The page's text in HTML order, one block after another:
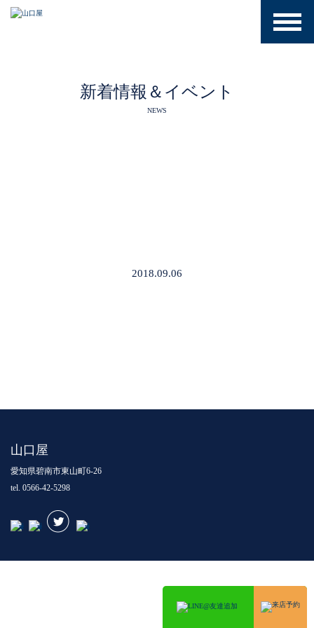
新着情報＆イベント
NEWS
2018.09.06
山口屋
愛知県碧南市東山町6-26
tel. 0566-42-5298
toggle